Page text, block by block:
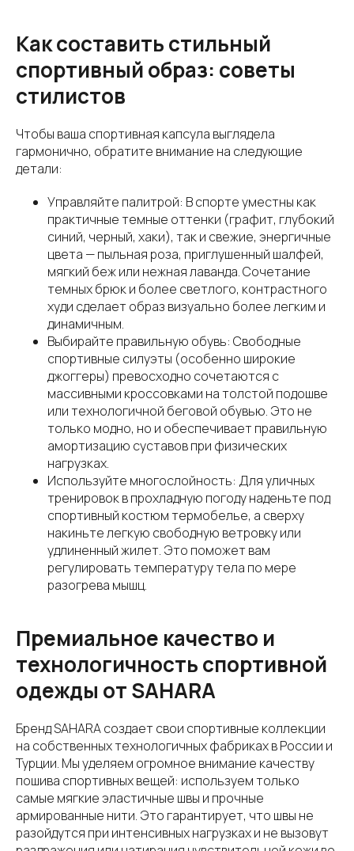
Как составить стильный
спортивный образ: советы
стилистов
Чтобы ваша спортивная капсула выглядела
гармонично, обратите внимание на следующие
детали:
Управляйте палитрой: В спорте уместны как
практичные темные оттенки (графит, глубокий
синий, черный, хаки), так и свежие, энергичные
цвета — пыльная роза, приглушенный шалфей,
мягкий беж или нежная лаванда. Сочетание
темных брюк и более светлого, контрастного
худи сделает образ визуально более легким и
динамичным.
Выбирайте правильную обувь: Свободные
спортивные силуэты (особенно широкие
джоггеры) превосходно сочетаются с
массивными кроссовками на толстой подошве
или технологичной беговой обувью. Это не
только модно, но и обеспечивает правильную
амортизацию суставов при физических
нагрузках.
Используйте многослойность: Для уличных
тренировок в прохладную погоду наденьте под
спортивный костюм термобелье, а сверху
накиньте легкую свободную ветровку или
удлиненный жилет. Это поможет вам
регулировать температуру тела по мере
разогрева мышц.
Премиальное качество и
технологичность спортивной
одежды от SAHARA
Бренд SAHARA создает свои спортивные коллекции
на собственных технологичных фабриках в России и
Турции. Мы уделяем огромное внимание качеству
пошива спортивных вещей: используем только
самые мягкие эластичные швы и прочные
армированные нити. Это гарантирует, что швы не
разойдутся при интенсивных нагрузках и не вызовут